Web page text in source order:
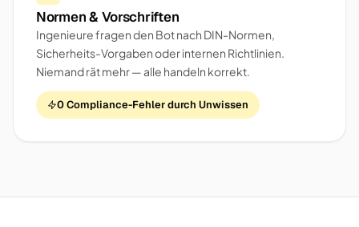
Normen & Vorschriften
Ingenieure fragen den Bot nach DIN-Normen,
Sicherheits-Vorgaben oder internen Richtlinien.
Niemand rät mehr — alle handeln korrekt.
0 Compliance-Fehler durch Unwissen